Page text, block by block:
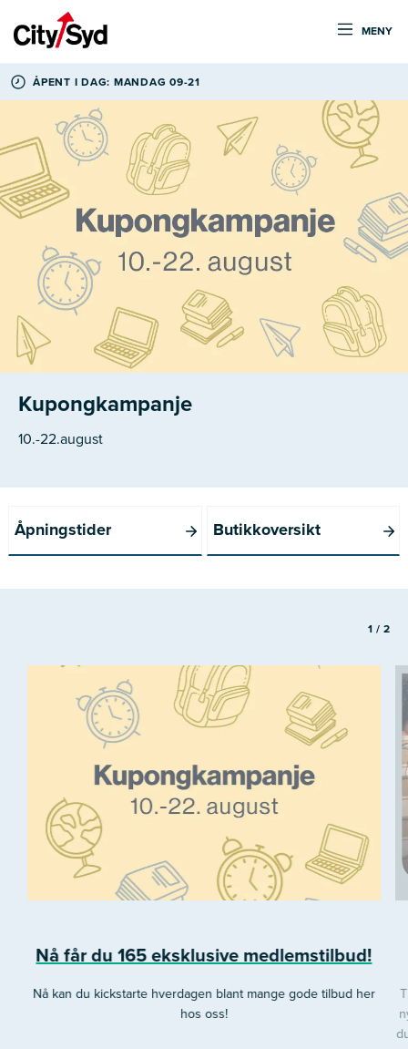
MENY
ÅPENT I DAG: MANDAG 09-21
Kupongkampanje
10.-22.august
Åpningstider Butikkoversikt
1 / 2
Nå får du 165 eksklusive medlemstilbud!
Nå kan du kickstarte hverdagen blant mange gode tilbud her
hos oss!